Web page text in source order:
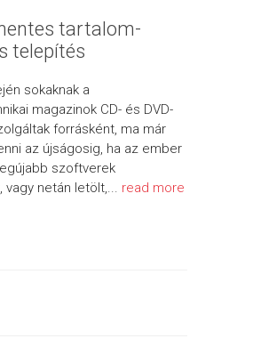
tartalom-
telepítés
sokaknak a
magazinok CD- és DVD-
forrásként, ma már
az újságosig, ha az ember
szoftverek
vagy netán letölt,... read more